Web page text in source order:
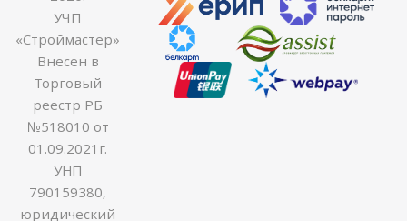
УЧП
«Строймастер»
Внесен в
Торговый
реестр РБ
№518010 от
01.09.2021г.
УНП
790159380,
юридический